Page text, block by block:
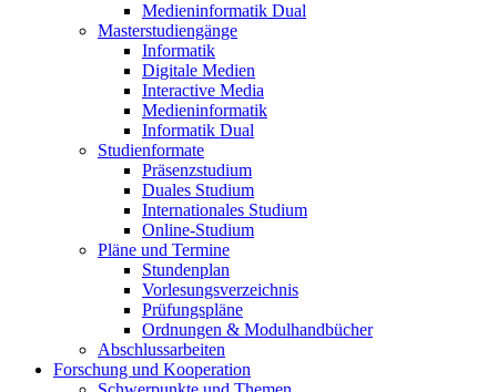
Medieninformatik Dual
Masterstudiengänge
Informatik
Digitale Medien
Interactive Media
Medieninformatik
Informatik Dual
Studienformate
Präsenzstudium
Duales Studium
Internationales Studium
Online-Studium
Pläne und Termine
Stundenplan
Vorlesungsverzeichnis
Prüfungspläne
Ordnungen & Modulhandbücher
Abschlussarbeiten
Forschung und Kooperation